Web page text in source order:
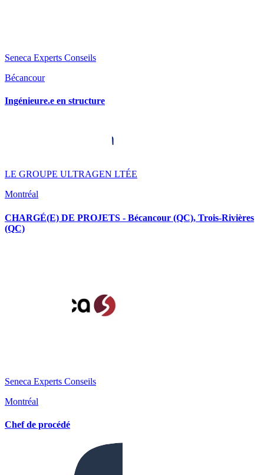
Seneca Experts Conseils
Bécancour
Ingénieure.e en structure
LE GROUPE ULTRAGEN LTÉE
Montréal
CHARGÉ(E) DE PROJETS - Bécancour (QC), Trois-Rivières
(QC)
Seneca Experts Conseils
Montréal
Chef de procédé